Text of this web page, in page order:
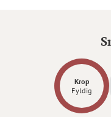
Krop
Fyldig